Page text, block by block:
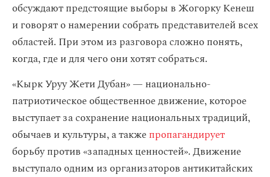
обсуждают предстоящие выборы в Жогорку Кенеш
и говорят о намерении собрать представителей всех
областей. При этом из разговора сложно понять,
когда, где и для чего они хотят собраться.
«Кырк Уруу Жети Дубан» — национально-
патриотическое общественное движение, которое
выступает за сохранение национальных традиций,
обычаев и культуры, а такжепропагандирует
борьбу против «западных ценностей». Движение
выступало одним из организаторов антикитайских